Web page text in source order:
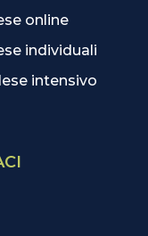
online
individuali
intensivo